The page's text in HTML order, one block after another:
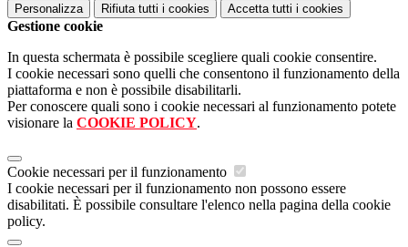
Personalizza Rifiuta tutti i cookies Accetta tutti i cookies
Gestione cookie
In questa schermata è possibile scegliere quali cookie consentire.
I cookie necessari sono quelli che consentono il funzionamento della
piattaforma e non è possibile disabilitarli.
Per conoscere quali sono i cookie necessari al funzionamento potete
visionare la COOKIE POLICY.
Cookie necessari per il funzionamento
I cookie necessari per il funzionamento non possono essere
disabilitati. È possibile consultare l'elenco nella pagina della cookie
policy.